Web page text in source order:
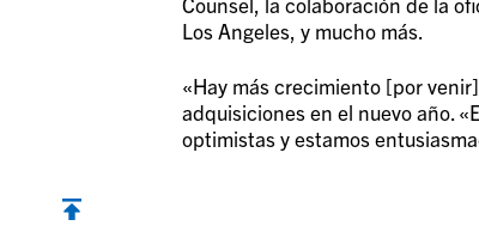
Los Angeles, y mucho más.
«Hay más crecimiento [por
adquisiciones en el nuevo año.
optimistas y estamos